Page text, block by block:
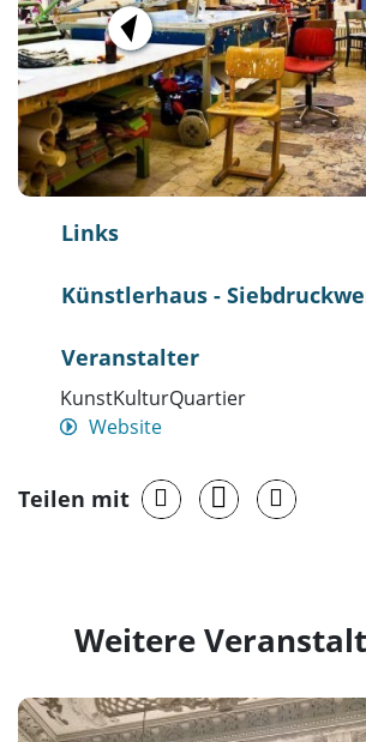
Links
Künstlerhaus -
Veranstalter
KunstKulturQuartier
Website
Teilen mit
Weitere